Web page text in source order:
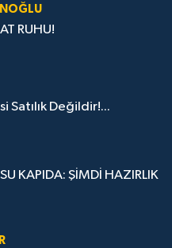
RUHU!
Satılık Değildir!...
KAPIDA: ŞİMDİ HAZIRLIK